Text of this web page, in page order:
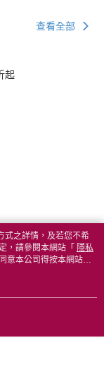
查看全部
起
式之詳情，及若您不希
，請參閱本網站「 隱私
意本公司得按本網站使